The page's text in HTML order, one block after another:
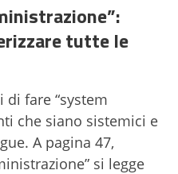
tutte le
di fare “system
che siano sistemici e
A pagina 47,
si legge